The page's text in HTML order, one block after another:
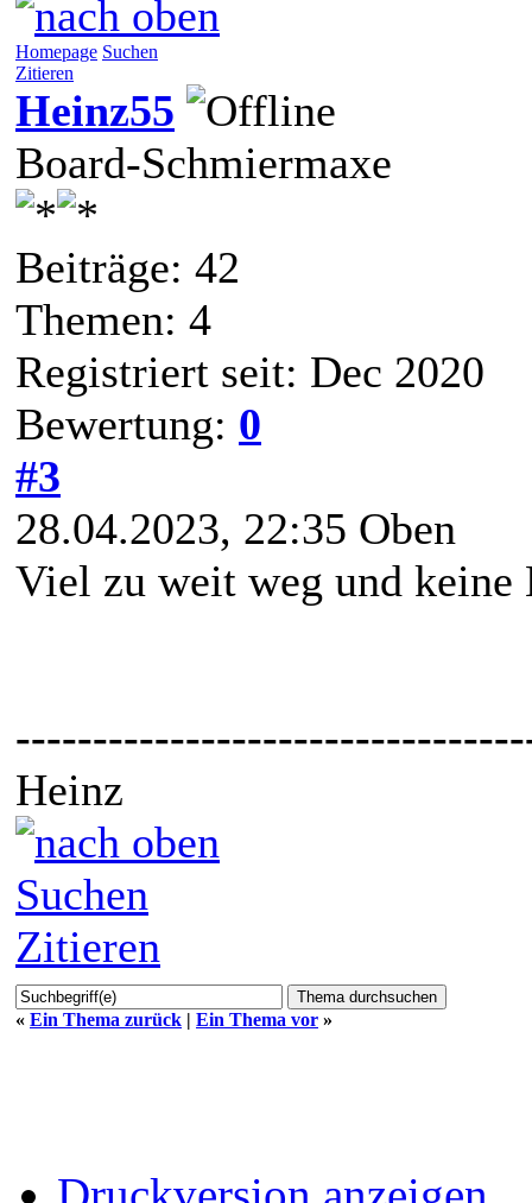
Homepage Suchen
Zitieren
Heinz55
Board-Schmiermaxe
Beiträge: 42
Themen: 4
Registriert seit: Dec 2020
Bewertung: 0
#3
28.04.2023, 22:35 Oben
Viel zu weit weg und keine
Heinz
Suchen
Zitieren
« Ein Thema zurück | Ein Thema vor »